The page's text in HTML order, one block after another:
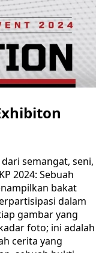
semangat, seni,
2024: Sebuah
bakat
dalam
gambar yang
foto; ini adalah
cerita yang